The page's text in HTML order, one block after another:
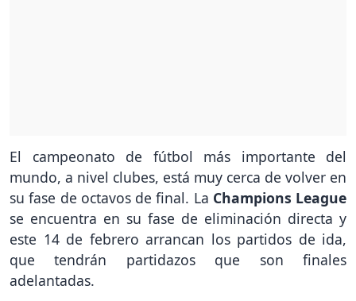
El campeonato de fútbol más importante del
mundo, a nivel clubes, está muy cerca de volver en
su fase de octavos de final. La Champions League
se encuentra en su fase de eliminación directa y
este 14 de febrero arrancan los partidos de ida,
que tendrán partidazos que son finales
adelantadas.